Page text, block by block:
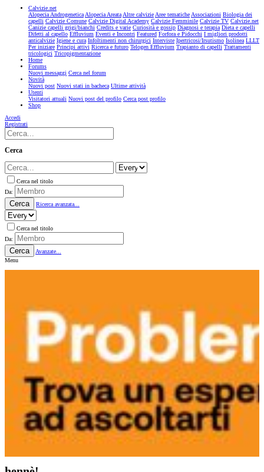
Calvizie.net
Alopecia AndrogeneticaAlopecia AreataAltre calvizieAree tematicheAssociazioni Biologia dei
capelli Calvizie Comune Calvizie Digital Academy Calvizie Femminile Calvizie TV Calvizie.net
Canizie capelli grigi/bianchi Credits e varie Curiosità e gossip Diagnosi e terapia Dieta e capelli
Difetti al capello Effluvium Eventi e Incontri Featured Forfora e Pidocchi I migliori prodotti
anticalvizie Igiene e cura Infoltimenti non chirurgici Interviste Ipertricosi/Irsutismo Isolinea LLLT
Per iniziare Principi attivi Ricerca e futuro Telogen Effluvium Trapianto di capelli Trattamenti
tricologici Tricopigmentazione
Home
Forums
Nuovi messaggi Cerca nel forum
Novità
Nuovi post Nuovi stati in bacheca Ultime attività
Utenti
Visitatori attuali Nuovi post del profilo Cerca post profilo
Shop
Accedi
Registrati
Cerca
Cerca nel titolo
Da:
Cerca Ricerca avanzata...
Cerca nel titolo
Da:
Cerca
Avanzate...
Menu